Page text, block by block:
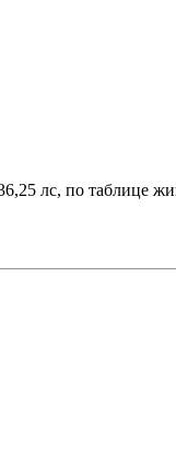
лс, по таблице